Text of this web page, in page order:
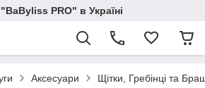
PRO" в Україні
Аксесуари Щітки, Гребінці та